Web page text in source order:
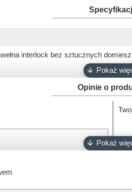
interlock bez sztucznych
róż, błękitny, turkusowy, szary,
Opinie o